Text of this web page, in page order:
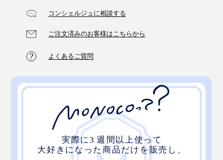
コンシェルジュに相談する
ご注文済みのお客様はこちらから
よくあるご質問